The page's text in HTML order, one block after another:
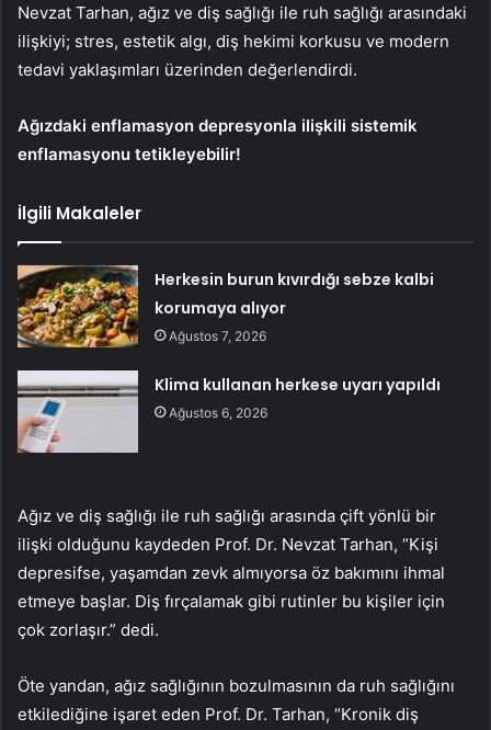
Nevzat Tarhan, ağız ve diş sağlığı ile ruh sağlığı arasındaki
ilişkiyi; stres, estetik algı, diş hekimi korkusu ve modern
tedavi yaklaşımları üzerinden değerlendirdi.
Ağızdaki enflamasyon depresyonla ilişkili sistemik
enflamasyonu tetikleyebilir!
İlgili Makaleler
Herkesin burun kıvırdığı sebze kalbi
korumaya alıyor
Ağustos 7, 2026
Klima kullanan herkese uyarı yapıldı
Ağustos 6, 2026
Ağız ve diş sağlığı ile ruh sağlığı arasında çift yönlü bir
ilişki olduğunu kaydeden Prof. Dr. Nevzat Tarhan, “Kişi
depresifse, yaşamdan zevk almıyorsa öz bakımını ihmal
etmeye başlar. Diş fırçalamak gibi rutinler bu kişiler için
çok zorlaşır.” dedi.
Öte yandan, ağız sağlığının bozulmasının da ruh sağlığını
etkilediğine işaret eden Prof. Dr. Tarhan, “Kronik diş